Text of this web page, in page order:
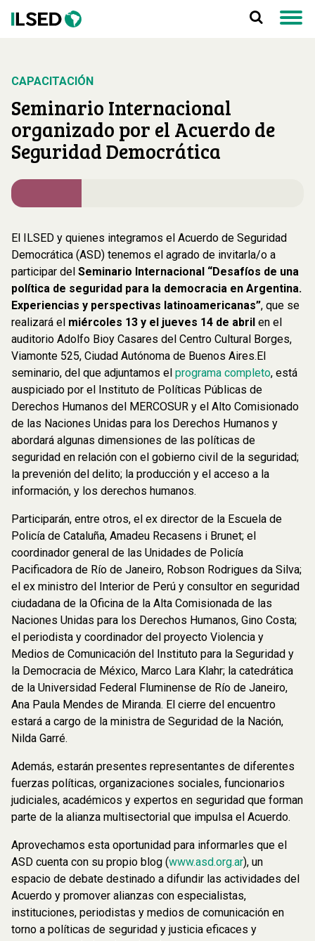
CAPACITACIÓN
Seminario Internacional
organizado por el Acuerdo de
Seguridad Democrática
El ILSED y quienes integramos el Acuerdo de Seguridad
Democrática (ASD) tenemos el agrado de invitarla/o a
participar del Seminario Internacional “Desafíos de una
política de seguridad para la democracia en Argentina.
Experiencias y perspectivas latinoamericanas”, que se
realizará el miércoles 13 y el jueves 14 de abril en el
auditorio Adolfo Bioy Casares del Centro Cultural Borges,
Viamonte 525, Ciudad Autónoma de Buenos Aires.El
seminario, del que adjuntamos el programa completo, está
auspiciado por el Instituto de Políticas Públicas de
Derechos Humanos del MERCOSUR y el Alto Comisionado
de las Naciones Unidas para los Derechos Humanos y
abordará algunas dimensiones de las políticas de
seguridad en relación con el gobierno civil de la seguridad;
la prevenión del delito; la producción y el acceso a la
información, y los derechos humanos.
Participarán, entre otros, el ex director de la Escuela de
Policía de Cataluña, Amadeu Recasens i Brunet; el
coordinador general de las Unidades de Policía
Pacificadora de Río de Janeiro, Robson Rodrigues da Silva;
el ex ministro del Interior de Perú y consultor en seguridad
ciudadana de la Oficina de la Alta Comisionada de las
Naciones Unidas para los Derechos Humanos, Gino Costa;
el periodista y coordinador del proyecto Violencia y
Medios de Comunicación del Instituto para la Seguridad y
la Democracia de México, Marco Lara Klahr; la catedrática
de la Universidad Federal Fluminense de Río de Janeiro,
Ana Paula Mendes de Miranda. El cierre del encuentro
estará a cargo de la ministra de Seguridad de la Nación,
Nilda Garré.
Además, estarán presentes representantes de diferentes
fuerzas políticas, organizaciones sociales, funcionarios
judiciales, académicos y expertos en seguridad que forman
parte de la alianza multisectorial que impulsa el Acuerdo.
Aprovechamos esta oportunidad para informarles que el
ASD cuenta con su propio blog (www.asd.org.ar), un
espacio de debate destinado a difundir las actividades del
Acuerdo y promover alianzas con especialistas,
instituciones, periodistas y medios de comunicación en
torno a políticas de seguridad y justicia eficaces y